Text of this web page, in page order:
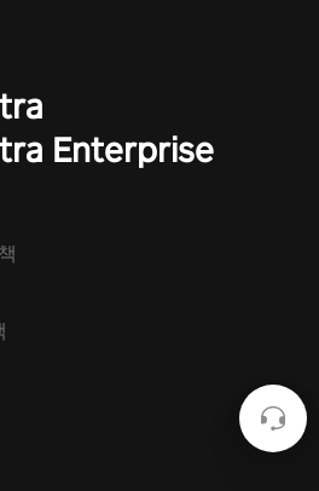
Enterprise